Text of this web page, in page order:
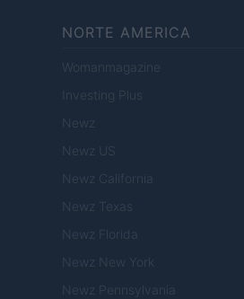
NORTE AMERICA
Womanmagazine
Investing Plus
Newz
Newz US
Newz California
Newz Texas
Newz Florida
Newz New York
Newz Pennsylvania